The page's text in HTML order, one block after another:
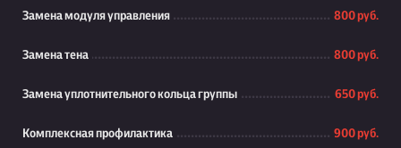
Замена модуля управления 800 руб.
Замена тена 800 руб.
Замена уплотнительного кольца группы 650 руб.
Комплексная профилактика 900 руб.